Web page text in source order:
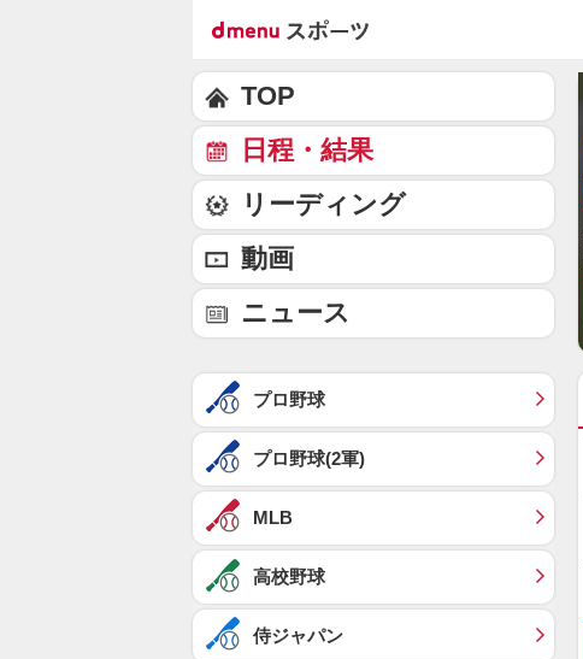
TOP
日程・結果
リーディング
動画
ニュース
プロ野球
プロ野球(2軍)
MLB
高校野球
侍ジャパン